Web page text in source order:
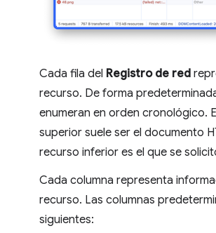
Cada fila del Registro de red
recurso. De forma
enumeran en orden cronológico.
superior suele ser el documento
recurso inferior es el que se
Cada columna representa
recurso. Las columnas
siguientes: